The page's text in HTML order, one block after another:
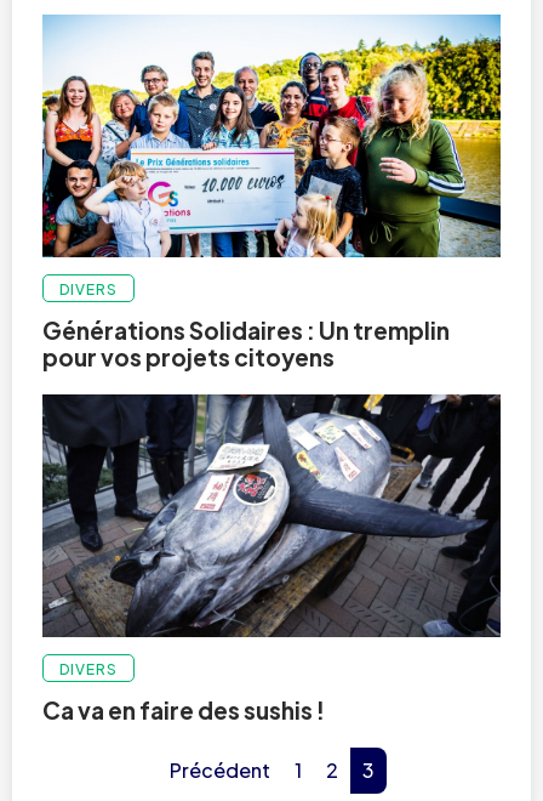
DIVERS
Générations Solidaires : Un tremplin
pour vos projets citoyens
DIVERS
Ca va en faire des sushis !
Précédent 1 2 3